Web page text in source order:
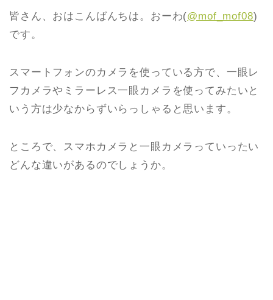
皆さん、おはこんばんちは。おーわ(@mof_mof08)
です。
スマートフォンのカメラを使っている方で、一眼レ
フカメラやミラーレス一眼カメラを使ってみたいと
いう方は少なからずいらっしゃると思います。
ところで、スマホカメラと一眼カメラっていったい
どんな違いがあるのでしょうか。